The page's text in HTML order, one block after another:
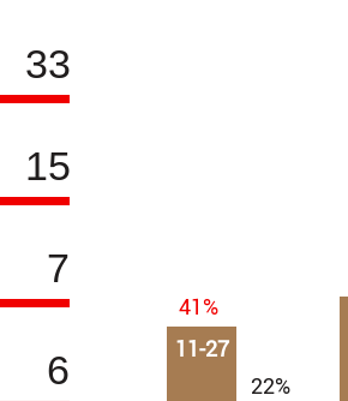
33
15
7
6
41%
11-27
22%